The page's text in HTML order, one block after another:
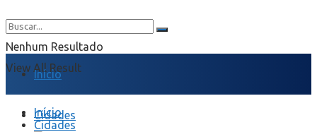
Nenhum Resultado
View All Result
Início
Cidades
Início
Cidades